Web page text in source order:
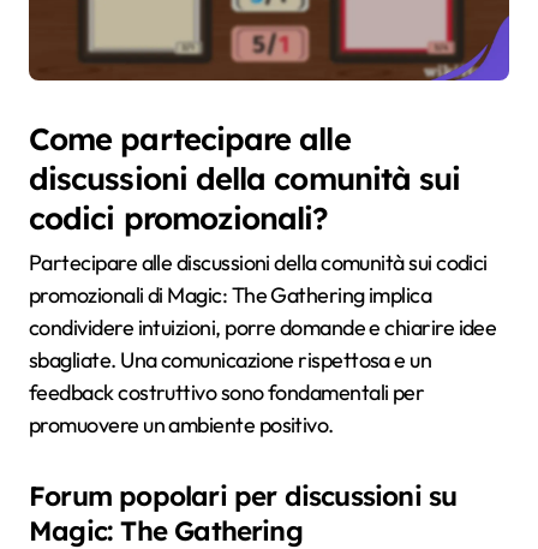
Come partecipare alle
discussioni della comunità sui
codici promozionali?
Partecipare alle discussioni della comunità sui codici
promozionali di Magic: The Gathering implica
condividere intuizioni, porre domande e chiarire idee
sbagliate. Una comunicazione rispettosa e un
feedback costruttivo sono fondamentali per
promuovere un ambiente positivo.
Forum popolari per discussioni su
Magic: The Gathering